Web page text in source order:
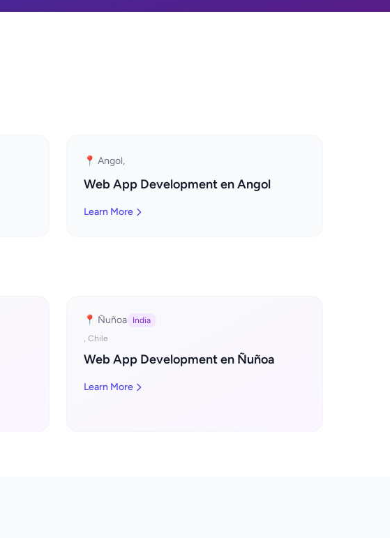
📍 Angol,
Web App Development en Angol
Learn More
📍 Ñuñoa
India
, Chile
Web App Development en Ñuñoa
Learn More